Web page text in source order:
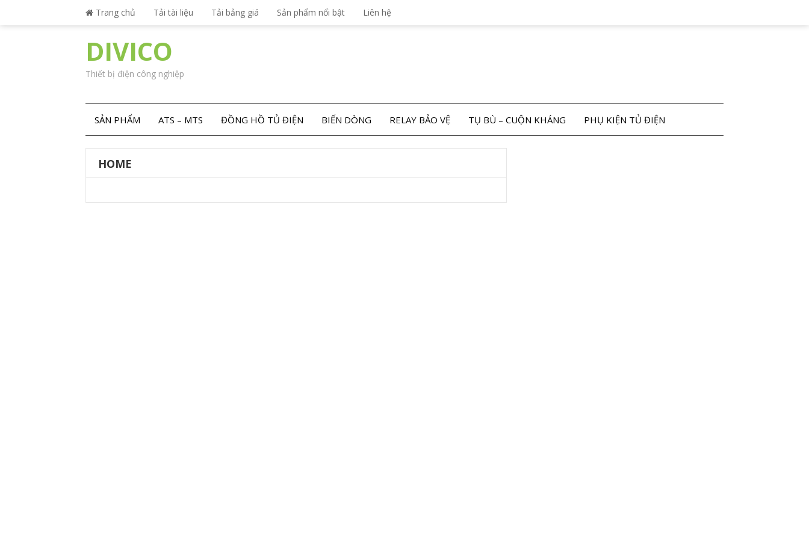
Trang chủ Tải tài liệu Tải bảng giá Sản phẩm nổi bật Liên hệ
DIVICO
Thiết bị điện công nghiệp
SẢN PHẨM ATS – MTS ĐỒNG HỒ TỦ ĐIỆN BIẾN DÒNG RELAY BẢO VỆ TỤ BÙ – CUỘN KHÁNG PHỤ KIỆN TỦ ĐIỆN
HOME